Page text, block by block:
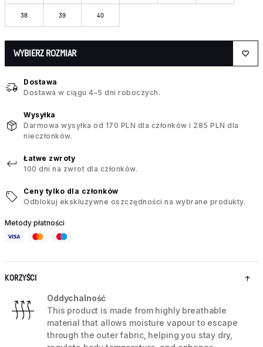
38 39 40
WYBIERZ ROZMIAR
Dostawa
Dostawa w ciągu 4–5 dni roboczych.
Wysyłka
Darmowa wysyłka od 170 PLN dla członków i 285 PLN dla
nieczłonków.
Łatwe zwroty
100 dni na zwrot dla członków.
Ceny tylko dla członków
Odblokuj ekskluzywne oszczędności na wybrane produkty.
Metody płatności
KORZYŚCI
Oddychalność
This product is made from highly breathable
material that allows moisture vapour to escape
through the outer fabric, helping you stay dry,